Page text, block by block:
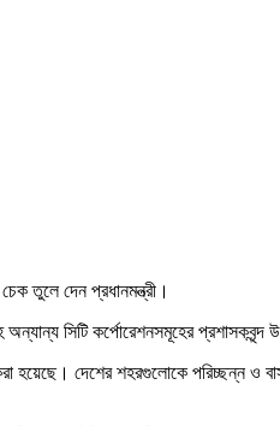
তুলে দেন প্রধানমন্ত্রী।
সিটি কর্পোরেশনসমূহের প্রশাসকবৃন্দ
হয়েছে। দেশের শহরগুলোকে পরিচ্ছন্ন ও